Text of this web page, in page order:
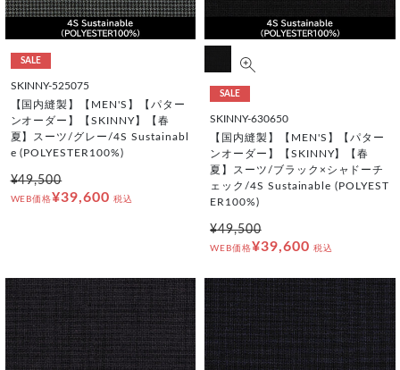
SALE
SKINNY-525075
【国内縫製】【MEN'S】【パター
ンオーダー】【SKINNY】【春
夏】スーツ/グレー/4S Sustainabl
e (POLYESTER100%)
¥49,500
WEB価格¥39,600 税込
SALE
SKINNY-630650
【国内縫製】【MEN'S】【パター
ンオーダー】【SKINNY】【春
夏】スーツ/ブラック×シャドーチ
ェック/4S Sustainable (POLYEST
ER100%)
¥49,500
WEB価格¥39,600 税込